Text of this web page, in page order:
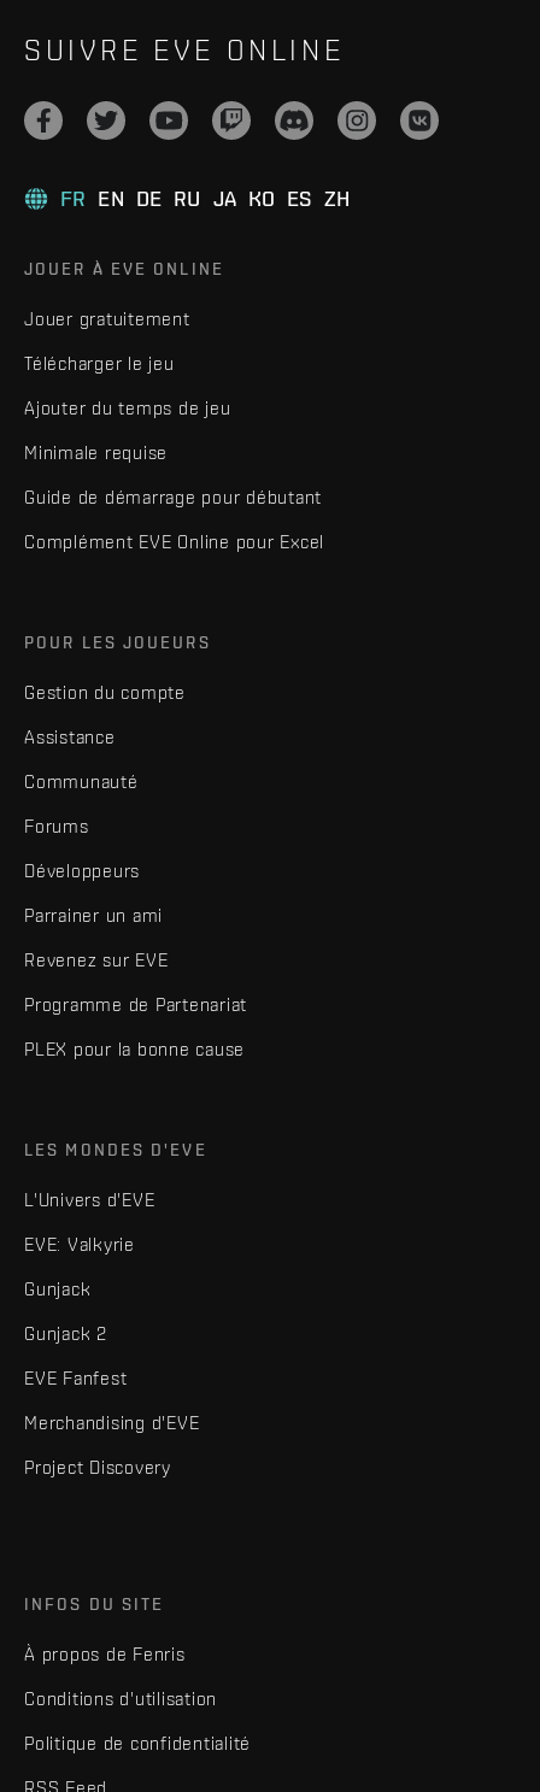
SUIVRE EVE ONLINE
FR EN DE RU JA KO ES ZH
JOUER À EVE ONLINE
Jouer gratuitement
Télécharger le jeu
Ajouter du temps de jeu
Minimale requise
Guide de démarrage pour débutant
Complément EVE Online pour Excel
POUR LES JOUEURS
Gestion du compte
Assistance
Communauté
Forums
Développeurs
Parrainer un ami
Revenez sur EVE
Programme de Partenariat
PLEX pour la bonne cause
LES MONDES D'EVE
L'Univers d'EVE
EVE: Valkyrie
Gunjack
Gunjack 2
EVE Fanfest
Merchandising d'EVE
Project Discovery
INFOS DU SITE
À propos de Fenris
Conditions d'utilisation
Politique de confidentialité
RSS Feed